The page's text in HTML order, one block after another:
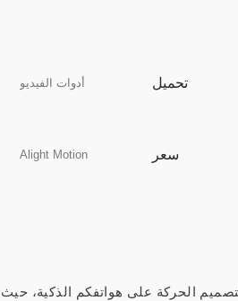
أدوات الفيديو تحميل
Alight Motion سعر